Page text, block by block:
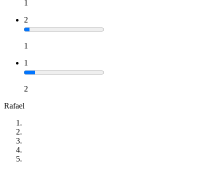
1
2
1
1
2
Rafael